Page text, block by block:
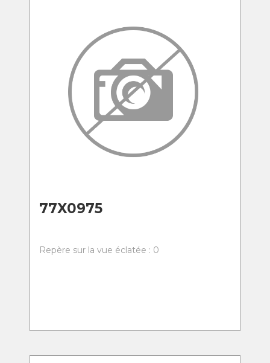
77X0975
Repère sur la vue éclatée : 0